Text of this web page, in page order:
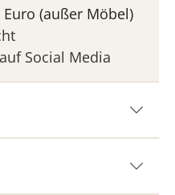
(außer Möbel)
Social Media